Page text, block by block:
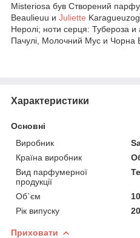
Misteriosa був Створений
Beaulieuu и Juliette
Неролі; ноти серця: Тубероза и
Пачулі, Молочний Мус и Чорна
Характеристики
Основні
Виробник
Країна виробник
Вид парфумерної
продукції
Об`єм
Рік випуску
Приховати